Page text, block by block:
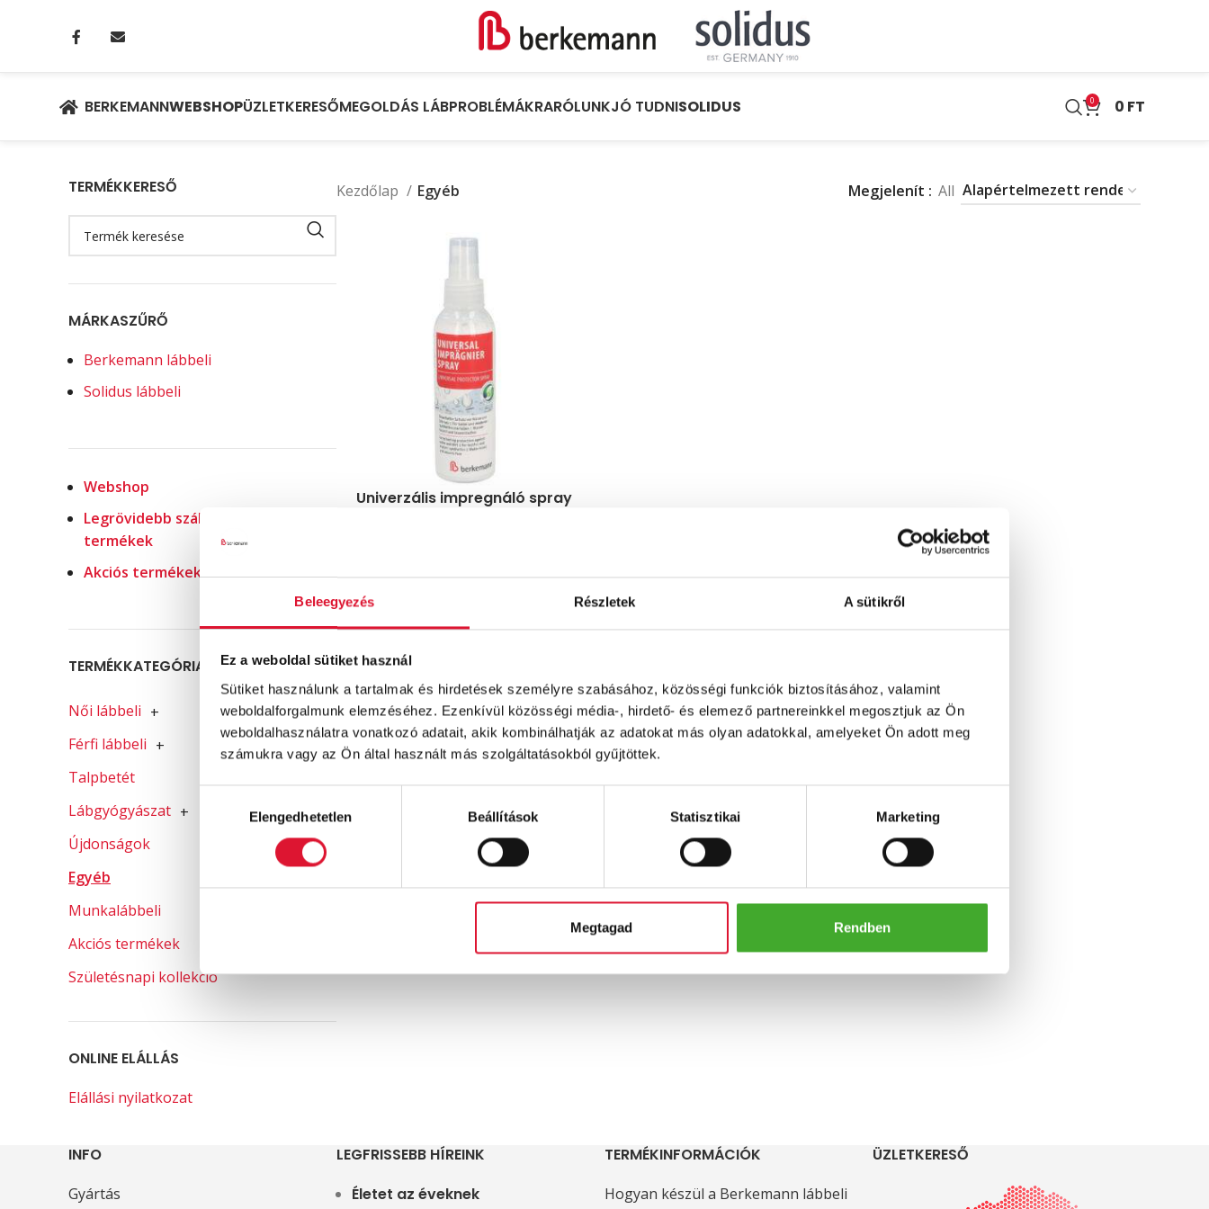
Beleegyezés Részletek A sütikről
Ez a weboldal sütiket használ
Sütiket használunk a tartalmak és hirdetések személyre szabásához, közösségi funkciók biztosításához, valamint
weboldalforgalmunk elemzéséhez. Ezenkívül közösségi média-, hirdető- és elemező partnereinkkel megosztjuk az Ön
weboldalhasználatra vonatkozó adatait, akik kombinálhatják az adatokat más olyan adatokkal, amelyeket Ön adott meg
számukra vagy az Ön által használt más szolgáltatásokból gyűjtöttek.
kiválasztásaElengedhetetlen Beállítások Statisztikai Marketing
Megtagad Rendben
BERKEMANNWEBSHOPÜZLETKERESŐMEGOLDÁS LÁBPROBLÉMÁKRARÓLUNKJÓ TUDNISOLIDUS 0 0 FT
TERMÉKKERESŐ
MÁRKASZŰRŐ
Berkemann lábbeli
Solidus lábbeli
Webshop
Legrövidebb szállítással elérhető
termékek
Akciós termékek
TERMÉKKATEGÓRIA-SZŰRŐ
Női lábbeli +
Férfi lábbeli +
Talpbetét
Lábgyógyászat +
Újdonságok
Egyéb
Munkalábbeli
Akciós termékek
Születésnapi kollekció
ONLINE ELÁLLÁS
Elállási nyilatkozat
Kezdőlap Egyéb Megjelenít All
Univerzális impregnáló spray
INFO
Gyártás
LEGFRISSEBB HÍREINK
Életet az éveknek
TERMÉKINFORMÁCIÓK
Hogyan készül a Berkemann lábbeli
ÜZLETKERESŐ